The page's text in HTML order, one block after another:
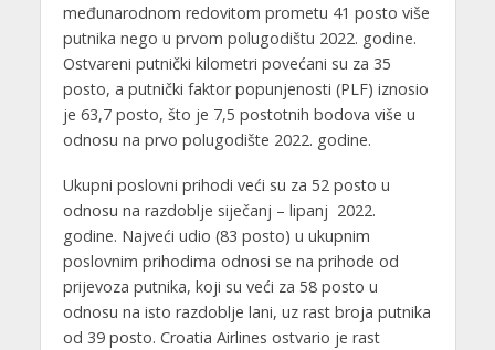
međunarodnom redovitom prometu 41 posto više
putnika nego u prvom polugodištu 2022. godine.
Ostvareni putnički kilometri povećani su za 35
posto, a putnički faktor popunjenosti (PLF) iznosio
je 63,7 posto, što je 7,5 postotnih bodova više u
odnosu na prvo polugodište 2022. godine.
Ukupni poslovni prihodi veći su za 52 posto u
odnosu na razdoblje siječanj – lipanj 2022.
godine. Najveći udio (83 posto) u ukupnim
poslovnim prihodima odnosi se na prihode od
prijevoza putnika, koji su veći za 58 posto u
odnosu na isto razdoblje lani, uz rast broja putnika
od 39 posto. Croatia Airlines ostvario je rast